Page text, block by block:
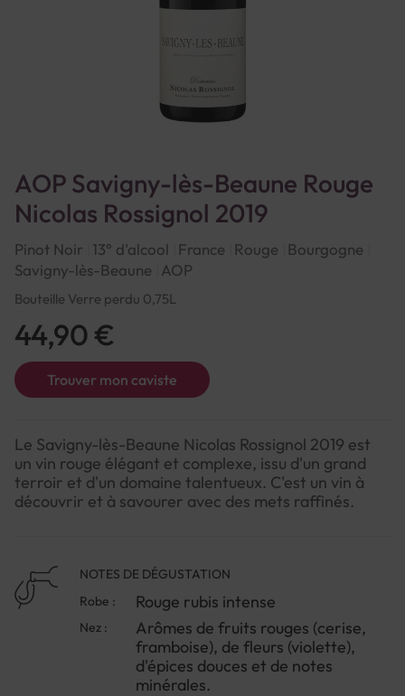
AOP Savigny-lès-Beaune Rouge
Nicolas Rossignol 2019
Pinot Noir 13° d'alcool France Rouge
Bourgogne
Savigny-lès-Beaune AOP
Bouteille Verre perdu 0,75L
Trouver mon caviste
44,90 €
Le Savigny-lès-Beaune Nicolas Rossignol 2019 est
un vin rouge élégant et complexe, issu d'un grand
terroir et d'un domaine talentueux. C'est un vin à
découvrir et à savourer avec des mets raffinés.
NOTES DE DÉGUSTATION
Robe :
Rouge rubis intense
Nez :
Arômes de fruits rouges (cerise,
framboise), de fleurs (violette),
d'épices douces et de notes
minérales.